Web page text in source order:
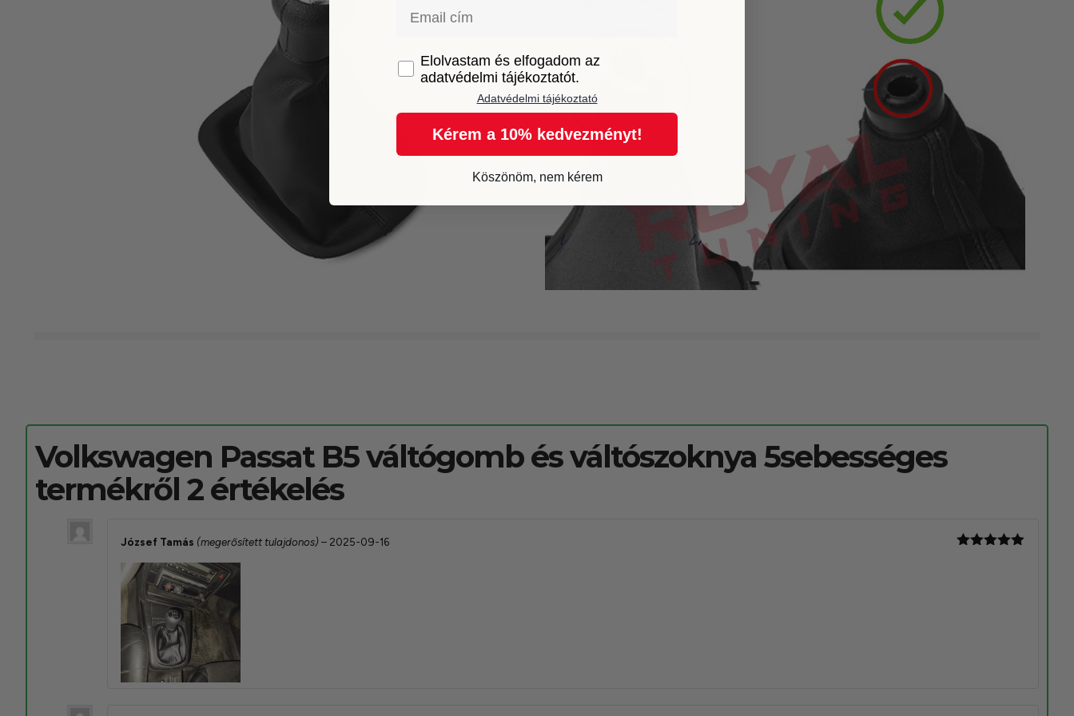
Volkswagen Passat B5 váltógomb és váltószoknya 5sebességes
termékről 2 értékelés
József Tamás (megerősített tulajdonos)– 2025-09-16
GDPRElolvastam és elfogadom az
adatvédelmi tájékoztatót.
Adatvédelmi tájékoztató
Kérem a 10% kedvezményt!
Köszönöm, nem kérem